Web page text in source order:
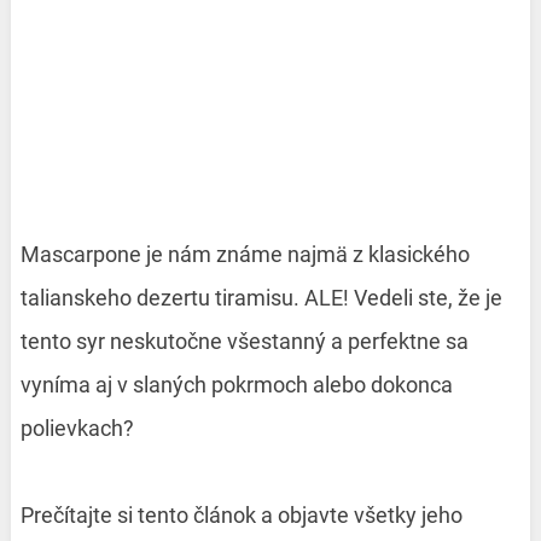
Mascarpone je nám známe najmä z klasického
talianskeho dezertu tiramisu. ALE! Vedeli ste, že je
tento syr neskutočne všestanný a perfektne sa
vyníma aj v slaných pokrmoch alebo dokonca
polievkach?
Prečítajte si tento článok a objavte všetky jeho